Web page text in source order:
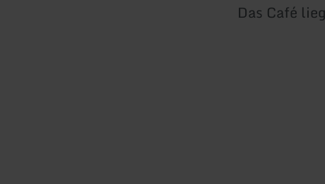
Das Café